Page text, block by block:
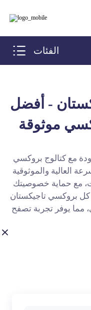
- أفضل
مع كتالوج بروكسي
العالية والموثوقية
مع حماية خصوصيتك
كل بروكسي تاجيكستان
مما يوفر تجربة تصفح
الفئات